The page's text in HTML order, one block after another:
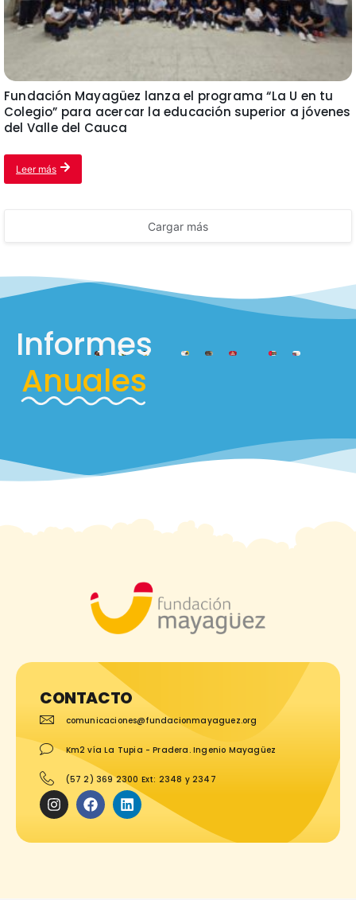
Fundación Mayagüez lanza el programa “La U en tu
Colegio” para acercar la educación superior a jóvenes
del Valle del Cauca
Leer más
Cargar más
Informes
Anuales
CONTACTO
comunicaciones@fundacionmayaguez.org
Km2 vía La Tupia - Pradera. Ingenio Mayagüez
(57 2) 369 2300 Ext: 2348 y 2347